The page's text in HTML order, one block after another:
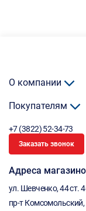
О компании
Покупателям
+7 (3822) 52-34-73
Заказать звонок
Адреса
ул. Шевченко, 44 ст.
пр-т Комсомольский,